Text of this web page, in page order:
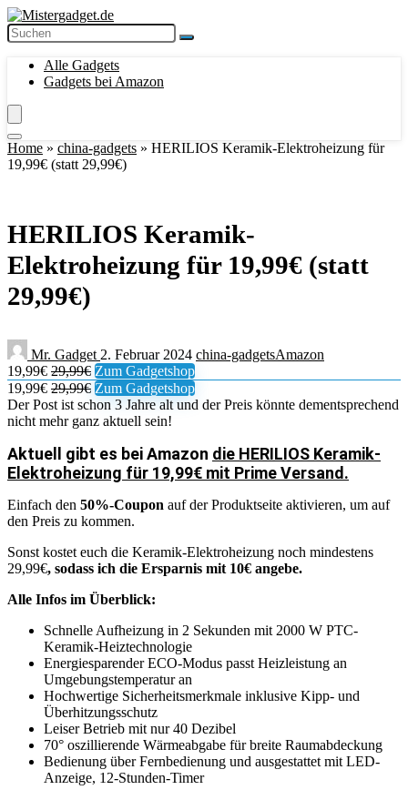
Alle Gadgets
Gadgets bei Amazon
Home » china-gadgets » HERILIOS Keramik-Elektroheizung für
19,99€ (statt 29,99€)
HERILIOS Keramik-
Elektroheizung für 19,99€ (statt
29,99€)
Mr. Gadget 2. Februar 2024 china-gadgetsAmazon
19,99€ 29,99€ Zum Gadgetshop
19,99€ 29,99€ Zum Gadgetshop
Der Post ist schon 3 Jahre alt und der Preis könnte dementsprechend
nicht mehr ganz aktuell sein!
Aktuell gibt es bei Amazon die HERILIOS Keramik-
Elektroheizung für 19,99€ mit Prime Versand.
Einfach den 50%-Coupon auf der Produktseite aktivieren, um auf
den Preis zu kommen.
Sonst kostet euch die Keramik-Elektroheizung noch mindestens
29,99€, sodass ich die Ersparnis mit 10€ angebe.
Alle Infos im Überblick:
Schnelle Aufheizung in 2 Sekunden mit 2000 W PTC-
Keramik-Heiztechnologie
Energiesparender ECO-Modus passt Heizleistung an
Umgebungstemperatur an
Hochwertige Sicherheitsmerkmale inklusive Kipp- und
Überhitzungsschutz
Leiser Betrieb mit nur 40 Dezibel
70° oszillierende Wärmeabgabe für breite Raumabdeckung
Bedienung über Fernbedienung und ausgestattet mit LED-
Anzeige, 12-Stunden-Timer